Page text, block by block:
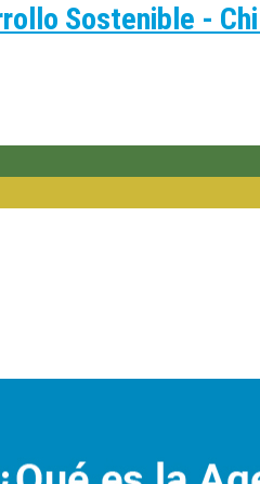
Sostenible -